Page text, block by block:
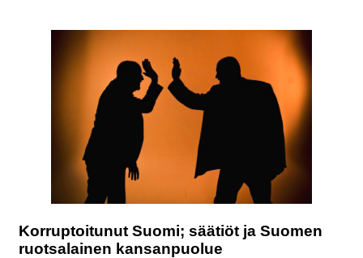
Korruptoitunut Suomi; säätiöt ja Suomen
ruotsalainen kansanpuolue